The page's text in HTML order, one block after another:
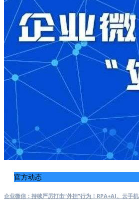
官方动态
企业微信：持续严厉打击“外挂”行为！RPA+AI、云手